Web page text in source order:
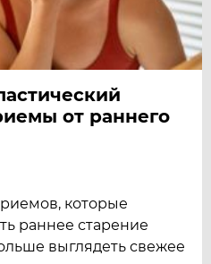
от раннего
которые
раннее старение
выглядеть свежее